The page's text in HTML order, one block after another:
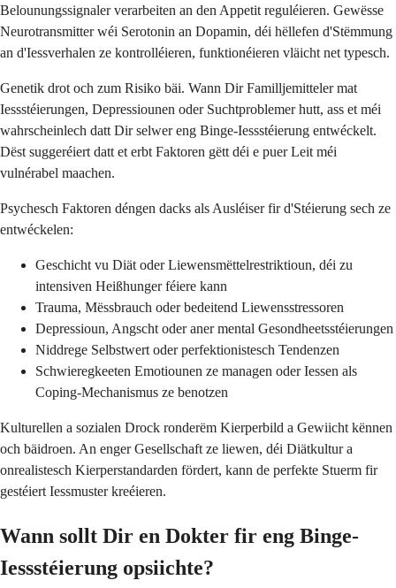
Belounungssignaler verarbeiten an den Appetit reguléieren. Gewësse
Neurotransmitter wéi Serotonin an Dopamin, déi hëllefen d'Stëmmung
an d'Iessverhalen ze kontrolléieren, funktionéieren vläicht net typesch.
Genetik drot och zum Risiko bäi. Wann Dir Familljemitteler mat
Iessstéierungen, Depressiounen oder Suchtproblemer hutt, ass et méi
wahrscheinlech datt Dir selwer eng Binge-Iessstéierung entwéckelt.
Dëst suggeréiert datt et erbt Faktoren gëtt déi e puer Leit méi
vulnérabel maachen.
Psychesch Faktoren déngen dacks als Ausléiser fir d'Stéierung sech ze
entwéckelen:
Geschicht vu Diät oder Liewensmëttelrestriktioun, déi zu
intensiven Heißhunger féiere kann
Trauma, Mëssbrauch oder bedeitend Liewensstressoren
Depressioun, Angscht oder aner mental Gesondheetsstéierungen
Niddrege Selbstwert oder perfektionistesch Tendenzen
Schwieregkeeten Emotiounen ze managen oder Iessen als
Coping-Mechanismus ze benotzen
Kulturellen a sozialen Drock ronderëm Kierperbild a Gewiicht kënnen
och bäidroen. An enger Gesellschaft ze liewen, déi Diätkultur a
onrealistesch Kierperstandarden fördert, kann de perfekte Stuerm fir
gestéiert Iessmuster kreéieren.
Wann sollt Dir en Dokter fir eng Binge-
Iessstéierung opsiichte?